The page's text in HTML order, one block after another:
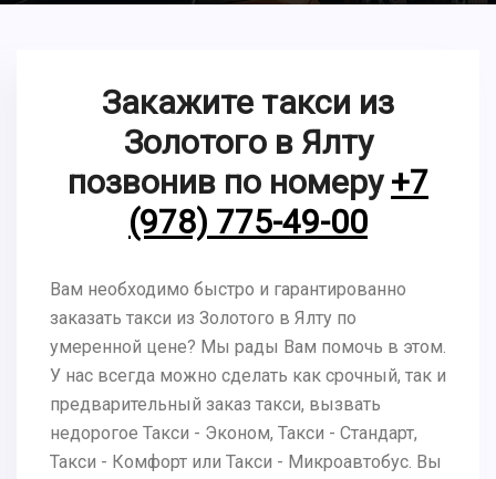
Закажите такси из
Золотого в Ялту
позвонив по номеру +7
(978) 775-49-00
Вам необходимо быстро и гарантированно
заказать такси из Золотого в Ялту по
умеренной цене? Мы рады Вам помочь в этом.
У нас всегда можно сделать как срочный, так и
предварительный заказ такси, вызвать
недорогое Такси - Эконом, Такси - Стандарт,
Такси - Комфорт или Такси - Микроавтобус. Вы